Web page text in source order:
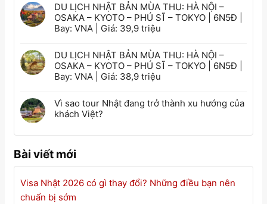
DU LỊCH NHẬT BẢN MÙA THU: HÀ NỘI –
OSAKA – KYOTO – PHÚ SĨ – TOKYO | 6N5Đ |
Bay: VNA | Giá: 39,9 triệu
DU LỊCH NHẬT BẢN MÙA THU: HÀ NỘI –
OSAKA – KYOTO – PHÚ SĨ – TOKYO | 6N5Đ |
Bay: VNA | Giá: 38,9 triệu
Vì sao tour Nhật đang trở thành xu hướng của
khách Việt?
Bài viết mới
Visa Nhật 2026 có gì thay đổi? Những điều bạn nên
chuẩn bị sớm